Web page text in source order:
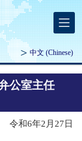
中文 (Chinese)
公室主任
令和6年2月27日